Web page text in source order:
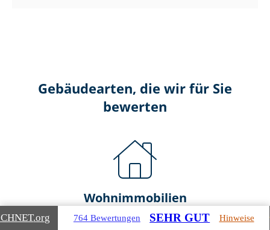
Gebäudearten, die wir für Sie
bewerten
Wohnimmobilien
Ein- und Zwei­fa­mi­li­en­häu­ser
.org 764 Bewertungen SEHR GUT Hinweise